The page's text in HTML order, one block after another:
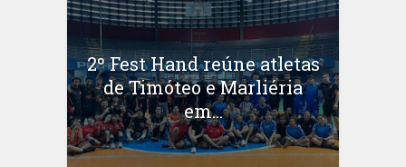
2º Fest Hand reúne atletas
de Timóteo e Marliéria
em...